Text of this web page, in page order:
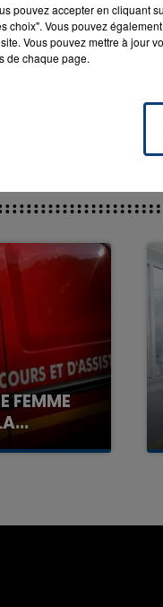
Beauty And A
Beat
JUSTIN BIEBER
FEMME
avoir
pouvez accepter en cliquant
choix". Vous pouvez
Vous pouvez mettre à jour
de chaque page.